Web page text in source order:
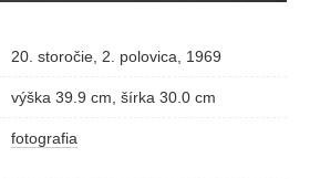
20. storočie, 2. polovica, 1969
výška 39.9 cm, šírka 30.0 cm
fotografia